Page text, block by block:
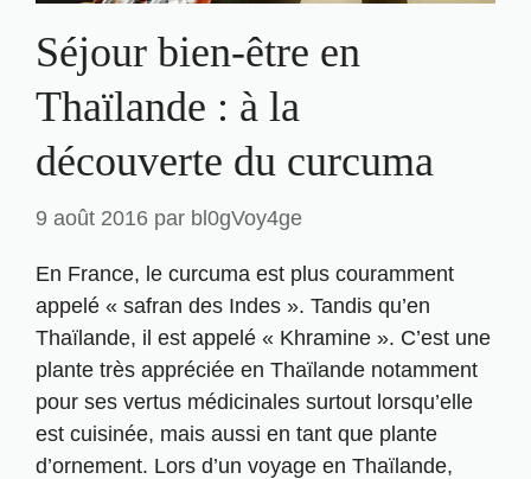
Séjour bien-être en
Thaïlande : à la
découverte du curcuma
9 août 2016 par bl0gVoy4ge
En France, le curcuma est plus couramment
appelé « safran des Indes ». Tandis qu’en
Thaïlande, il est appelé « Khramine ». C’est une
plante très appréciée en Thaïlande notamment
pour ses vertus médicinales surtout lorsqu’elle
est cuisinée, mais aussi en tant que plante
d’ornement. Lors d’un voyage en Thaïlande,